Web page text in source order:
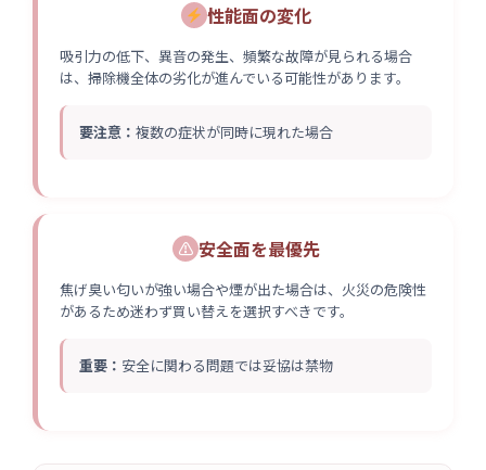
性能面の変化
吸引力の低下、異音の発生、頻繁な故障が見られる場合
は、掃除機全体の劣化が進んでいる可能性があります。
要注意： 複数の症状が同時に現れた場合
⚠ 安全面を最優先
焦げ臭い匂いが強い場合や煙が出た場合は、火災の危険性
があるため迷わず買い替えを選択すべきです。
重要： 安全に関わる問題では妥協は禁物